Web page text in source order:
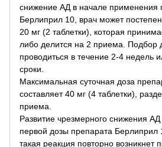
снижение АД в начале применения
Берлиприл 10, врач может
20 мг (2 таблетки), которая
либо делится на 2 приема. Подбор
проводиться в течение 2-4 недель
сроки.
Максимальная суточная доза
составляет 40 мг (4 таблетки),
приема.
Развитие чрезмерного снижения
первой дозы препарата Берлиприл
такая реакция повторно возникнет